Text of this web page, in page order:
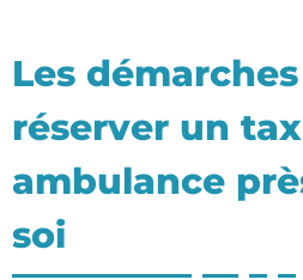
Les
réserver un
ambulance
soi